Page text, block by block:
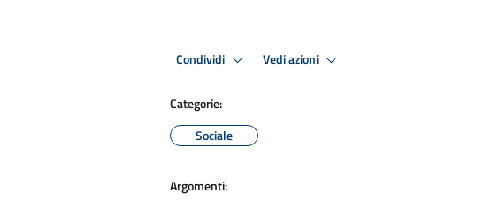
Condividi Vedi azioni
Categorie:
Sociale
Argomenti: